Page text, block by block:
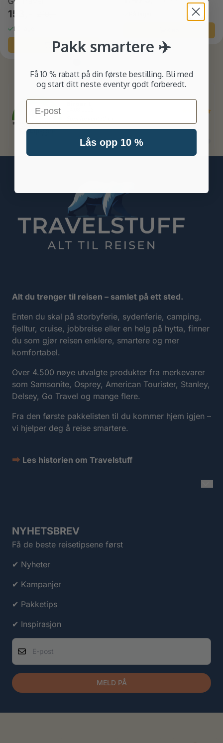
153,-
På lager
Kjøp
4.7/5
BASERT PÅ 258 STEMMER
testimonial
#
Alt du trenger til reisen – samlet på ett sted.
Enten du skal på storbyferie, sydenferie, camping,
fjelltur, cruise, jobbreise eller en helg på hytta, finner
du som gjør reisen enklere, smartere og mer
komfortabel.
Over 4.500 nøye utvalgte produkter fra merkevarer
som Samsonite, Osprey, American Tourister, Stanley,
Delsey, Go Travel og mange flere.
Fra den første pakkelisten til du kommer hjem igjen –
vi hjelper deg å reise smartere.
➡ Les historien om Travelstuff
NYHETSBREV
Få de beste reisetipsene først
✔ Nyheter
✔ Kampanjer
✔ Pakketips
✔ Inspirasjon
E-post
MELD PÅ
Pakk smartere ✈️
Få 10 % rabatt på din første bestilling. Bli med
og start ditt neste eventyr godt forberedt.
Email
Lås opp 10 %